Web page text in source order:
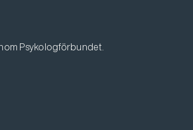
Psykologförbundet.